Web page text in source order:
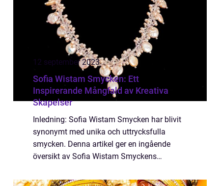
12 september 2023
Sofia Wistam Smycken: Ett
Inspirerande Mångfald av Kreativa
Skapelser
Inledning: Sofia Wistam Smycken har blivit
synonymt med unika och uttrycksfulla
smycken. Denna artikel ger en ingående
översikt av Sofia Wistam Smyckens
inom sortimentet. Dessutom kommer vi att